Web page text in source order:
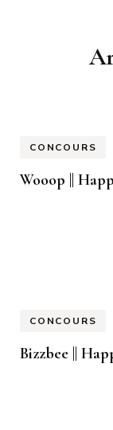
CONCOURS
Wooop ||
CONCOURS
Bizzbee ||